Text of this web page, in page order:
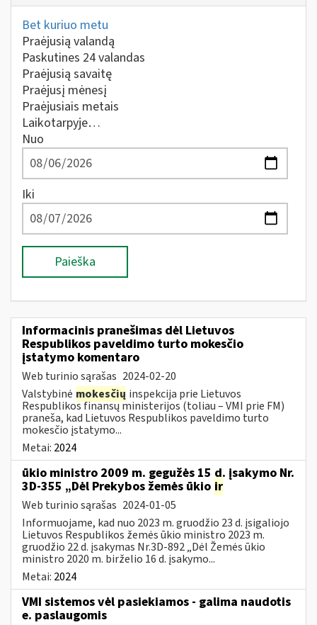
Bet kuriuo metu
Praėjusią valandą
Paskutines 24 valandas
Praėjusią savaitę
Praėjusį mėnesį
Praėjusiais metais
Laikotarpyje…
Nuo
Iki
Paieška
Informacinis pranešimas dėl Lietuvos
Respublikos paveldimo turto mokesčio
įstatymo komentaro
Web turinio sąrašas 2024-02-20
Valstybinė mokesčių inspekcija prie Lietuvos
Respublikos finansų ministerijos (toliau – VMI prie FM)
praneša, kad Lietuvos Respublikos paveldimo turto
mokesčio įstatymo...
Metai: 2024
ūkio ministro 2009 m. gegužės 15 d. įsakymo Nr.
3D-355 „Dėl Prekybos žemės ūkio ir
Web turinio sąrašas 2024-01-05
Informuojame, kad nuo 2023 m. gruodžio 23 d. įsigaliojo
Lietuvos Respublikos žemės ūkio ministro 2023 m.
gruodžio 22 d. įsakymas Nr.3D-892 „Dėl Žemės ūkio
ministro 2020 m. birželio 16 d. įsakymo...
Metai: 2024
VMI sistemos vėl pasiekiamos - galima naudotis
e. paslaugomis